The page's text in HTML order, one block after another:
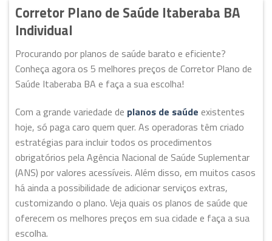
Corretor Plano de Saúde Itaberaba BA
Individual
Procurando por planos de saúde barato e eficiente?
Conheça agora os 5 melhores preços de Corretor Plano de
Saúde Itaberaba BA e faça a sua escolha!
Com a grande variedade de planos de saúde existentes
hoje, só paga caro quem quer. As operadoras têm criado
estratégias para incluir todos os procedimentos
obrigatórios pela Agência Nacional de Saúde Suplementar
(ANS) por valores acessíveis. Além disso, em muitos casos
há ainda a possibilidade de adicionar serviços extras,
customizando o plano. Veja quais os planos de saúde que
oferecem os melhores preços em sua cidade e faça a sua
escolha.